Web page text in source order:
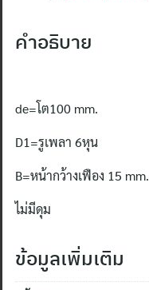
คำอธิบาย
de=โต100 mm.
D1=รูเพลา 6หุน
B=หน้ากว้างเฟือง 15 mm.
ไม่มีดุม
ข้อมูลเพิ่มเติม